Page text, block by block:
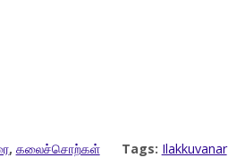
, கலைச்சொற்கள் Tags: Ilakkuvanar